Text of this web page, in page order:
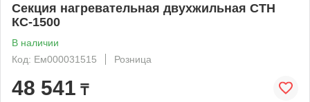
Секция нагревательная двухжильная СТН
КС-1500
В наличии
Код: Ем000031515
Розница
48 541 ₸